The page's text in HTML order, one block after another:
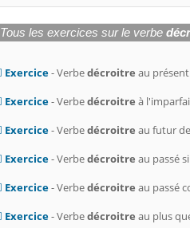
Tous les exercices sur le verbe
Exercice- Verbedécroitre au
Exercice- Verbedécroitre à
Exercice- Verbedécroitre au futur
Exercice- Verbedécroitre au passé
Exercice- Verbedécroitre au passé
Exercice- Verbedécroitre au plus